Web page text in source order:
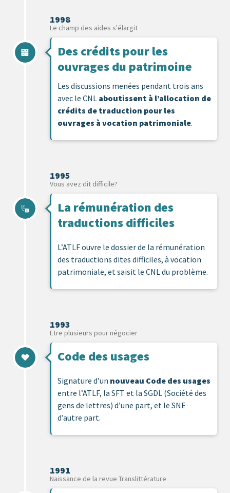
1998
Le champ des aides s'élargit
Des crédits pour les
ouvrages du patrimoine
Les discussions menées pendant trois ans
avec le CNL aboutissent à l’allocation de
crédits de traduction pour les
ouvrages à vocation patrimoniale.
1995
Vous avez dit difficile?
La rémunération des
traductions difficiles
L’ATLF ouvre le dossier de la rémunération
des traductions dites difficiles, à vocation
patrimoniale, et saisit le CNL du problème.
1993
Etre plusieurs pour négocier
Code des usages
Signature d’un nouveau Code des usages
entre l’ATLF, la SFT et la SGDL (Société des
gens de lettres) d’une part, et le SNE
d’autre part.
1991
Naissance de la revue Translittérature